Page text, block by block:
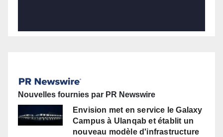
Nouvelles fournies par PR Newswire
Envision met en service le Galaxy
Campus à Ulanqab et établit un
nouveau modèle d'infrastructure